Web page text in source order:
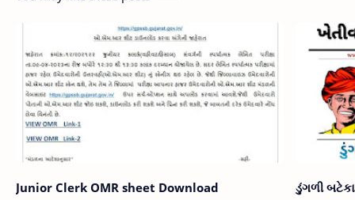
Junior Clerk OMR sheet Download ડુંગળી